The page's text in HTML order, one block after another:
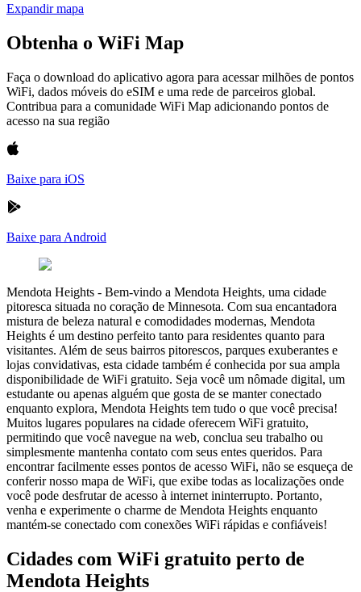
Expandir mapa
Obtenha o WiFi Map
Faça o download do aplicativo agora para acessar milhões de pontos
WiFi, dados móveis do eSIM e uma rede de parceiros global.
Contribua para a comunidade WiFi Map adicionando pontos de
acesso na sua região
Baixe para iOS
Baixe para Android
Mendota Heights - Bem-vindo a Mendota Heights, uma cidade
pitoresca situada no coração de Minnesota. Com sua encantadora
mistura de beleza natural e comodidades modernas, Mendota
Heights é um destino perfeito tanto para residentes quanto para
visitantes. Além de seus bairros pitorescos, parques exuberantes e
lojas convidativas, esta cidade também é conhecida por sua ampla
disponibilidade de WiFi gratuito. Seja você um nômade digital, um
estudante ou apenas alguém que gosta de se manter conectado
enquanto explora, Mendota Heights tem tudo o que você precisa!
Muitos lugares populares na cidade oferecem WiFi gratuito,
permitindo que você navegue na web, conclua seu trabalho ou
simplesmente mantenha contato com seus entes queridos. Para
encontrar facilmente esses pontos de acesso WiFi, não se esqueça de
conferir nosso mapa de WiFi, que exibe todas as localizações onde
você pode desfrutar de acesso à internet ininterrupto. Portanto,
venha e experimente o charme de Mendota Heights enquanto
mantém-se conectado com conexões WiFi rápidas e confiáveis!
Cidades com WiFi gratuito perto de
Mendota Heights